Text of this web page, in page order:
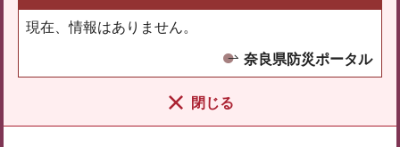
現在、情報はありません。
奈良県防災ポータル
閉じる